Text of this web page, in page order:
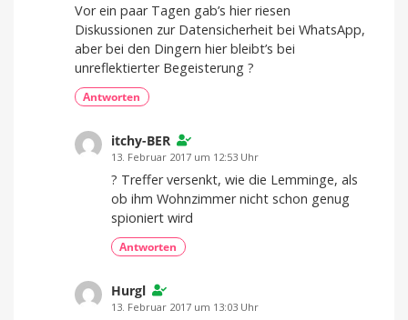
Vor ein paar Tagen gab’s hier riesen
Diskussionen zur Datensicherheit bei WhatsApp,
aber bei den Dingern hier bleibt’s bei
unreflektierter Begeisterung ?
Antworten
itchy-BER
13. Februar 2017 um 12:53 Uhr
? Treffer versenkt, wie die Lemminge, als
ob ihm Wohnzimmer nicht schon genug
spioniert wird
Antworten
Hurgl
13. Februar 2017 um 13:03 Uhr